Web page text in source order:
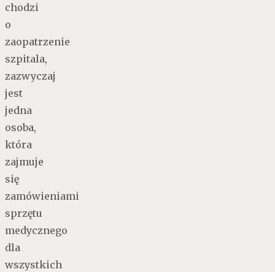
chodzi
o
zaopatrzenie
szpitala,
zazwyczaj
jest
jedna
osoba,
która
zajmuje
się
zamówieniami
sprzętu
medycznego
dla
wszystkich